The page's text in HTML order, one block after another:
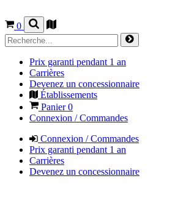
0
Prix garanti pendant 1 an
Carrières
Devenez un concessionnaire
Établissements
Panier0
Connexion / Commandes
Connexion / Commandes
Prix garanti pendant 1 an
Carrières
Devenez un concessionnaire